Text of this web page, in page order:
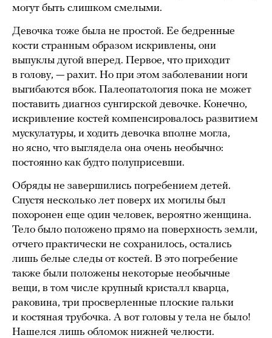
могут быть слишком смелыми.
Девочка тоже была не простой. Ее бедренные
кости странным образом искривлены, они
выпуклы дугой вперед. Первое, что приходит
в голову, — рахит. Но при этом заболевании ноги
выгибаются вбок. Палеопатология пока не может
поставить диагноз сунгирской девочке. Конечно,
искривление костей компенсировалось развитием
мускулатуры, и ходить девочка вполне могла,
но ясно, что выглядела она очень необычно:
постоянно как будто полуприсевши.
Обряды не завершились погребением детей.
Спустя несколько лет поверх их могилы был
похоронен еще один человек, вероятно женщина.
Тело было положено прямо на поверхность земли,
отчего практически не сохранилось, остались
лишь белые следы от костей. В это погребение
также были положены некоторые необычные
вещи, в том числе крупный кристалл кварца,
раковина, три просверленные плоские гальки
и костяная трубочка. А вот головы у тела не было!
Нашелся лишь обломок нижней челюсти.